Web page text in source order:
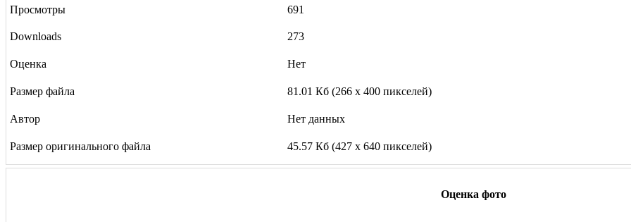
Просмотры 691
Downloads 273
Оценка Нет
Размер файла 81.01 Кб (266 x 400 пикселей)
Автор Нет данных
Размер оригинального файла 45.57 Кб (427 x 640 пикселей)
Оценка фото